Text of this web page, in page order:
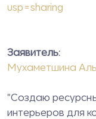
usp=sharing
Заявитель:
Мухаметшина
"Создаю
интерьеров для